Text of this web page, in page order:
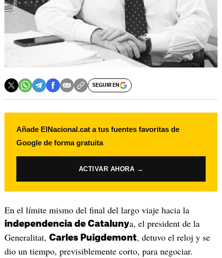
SEGUIR EN
Añade ElNacional.cat a tus fuentes favoritas de
Google de forma gratuita
ACTIVAR AHORA →
En el límite mismo del final del largo viaje hacia la
independencia de Catalunya, el president de la
Generalitat, Carles Puigdemont, detuvo el reloj y se
dio un tiempo, previsiblemente corto, para negociar.